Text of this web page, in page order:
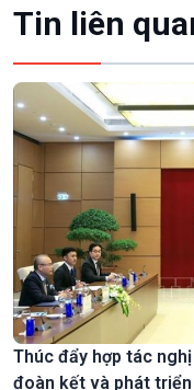
Tin liên
Thúc đẩy hợp tác
đoàn kết và phát triển